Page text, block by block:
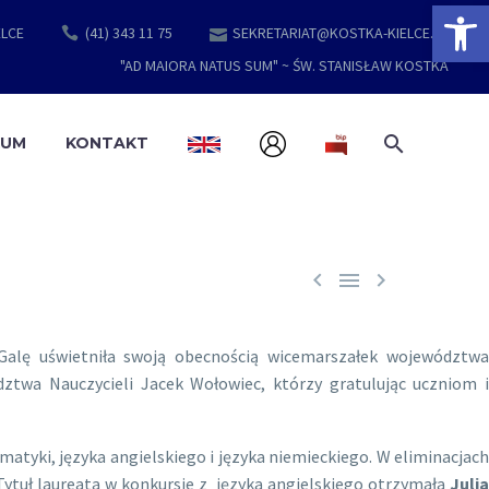
(41) 343 11 75
SEKRETARIAT@KOSTKA-KIELCE.PL
"AD MAIORA NATUS SUM" ~ ŚW. STANISŁAW KOSTKA
KONTAKT
  
uświetniła swoją obecnością wicemarszałek województwa
Nauczycieli Jacek Wołowiec, którzy gratulując uczniom i
języka angielskiego i języka niemieckiego. W eliminacjach
laureata w konkursie z języka angielskiego otrzymała Julia